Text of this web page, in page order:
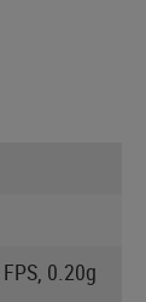
0.20g